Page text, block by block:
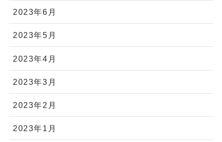
2023年6月
2023年5月
2023年4月
2023年3月
2023年2月
2023年1月